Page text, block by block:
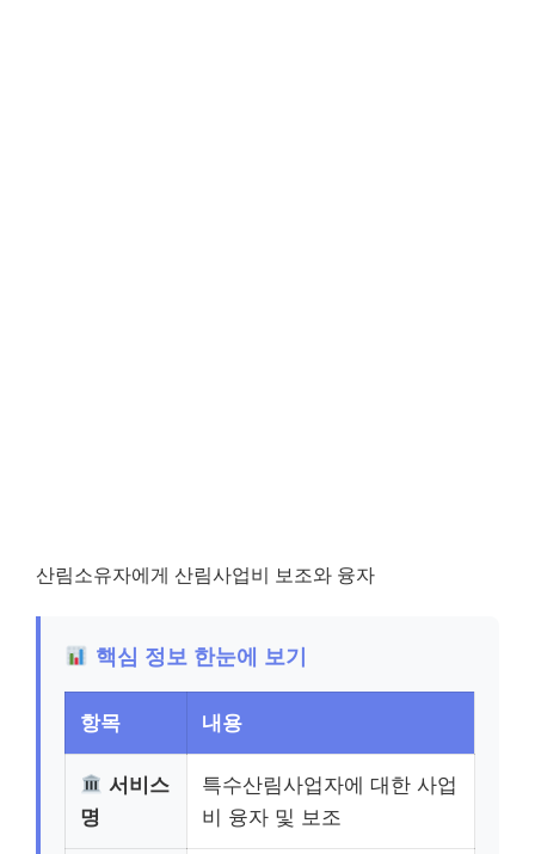
산림소유자에게 산림사업비 보조와 융자
핵심 정보 한눈에 보기
항목 내용
서비스
명
특수산림사업자에 대한 사업
비 융자 및 보조